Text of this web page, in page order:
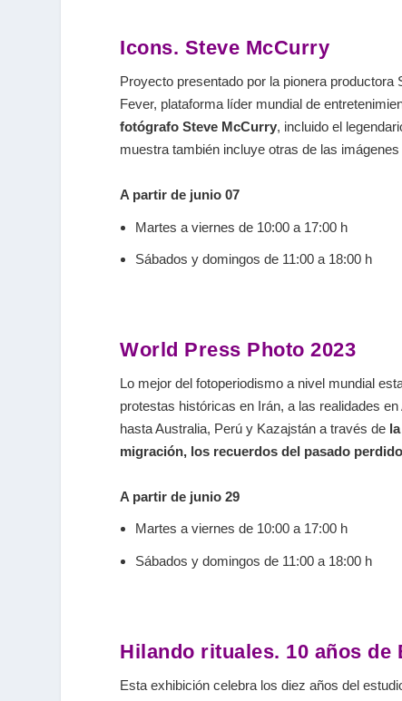
Icons. Steve McCurry
Proyecto presentado por la pionera
Fever, plataforma líder mundial de
fotógrafo Steve McCurry, incluido el
muestra también incluye otras de las
A partir de junio 07
Martes a viernes de 10:00 a 17:00 h
Sábados y domingos de 11:00 a 18:00 h
World Press Photo 2023
Lo mejor del fotoperiodismo a nivel mundial
protestas históricas en Irán, a las realidades
hasta Australia, Perú y Kazajstán a través de
migración, los recuerdos del pasado
A partir de junio 29
Martes a viernes de 10:00 a 17:00 h
Sábados y domingos de 11:00 a 18:00 h
Hilando rituales. 10 años de
Esta exhibición celebra los diez años del